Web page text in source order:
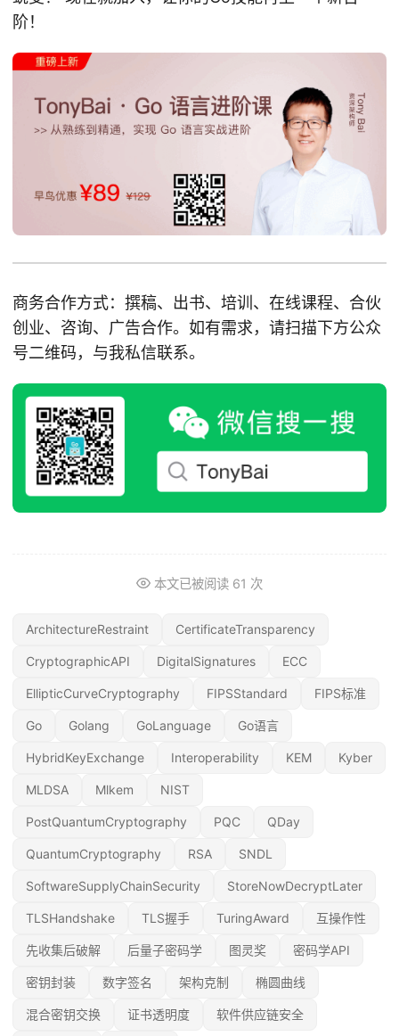
阶！
商务合作方式：撰稿、出书、培训、在线课程、合伙
创业、咨询、广告合作。如有需求，请扫描下方公众
号二维码，与我私信联系。
本文已被阅读 61 次
ArchitectureRestraint CertificateTransparency
CryptographicAPI DigitalSignatures ECC
EllipticCurveCryptography FIPSStandard FIPS标准
Go Golang GoLanguage Go语言
HybridKeyExchange Interoperability KEM Kyber
MLDSA Mlkem NIST
PostQuantumCryptography PQC QDay
QuantumCryptography RSA SNDL
SoftwareSupplyChainSecurity StoreNowDecryptLater
TLSHandshake TLS握手 TuringAward 互操作性
先收集后破解 后量子密码学 图灵奖 密码学API
密钥封装 数字签名 架构克制 椭圆曲线
混合密钥交换 证书透明度 软件供应链安全